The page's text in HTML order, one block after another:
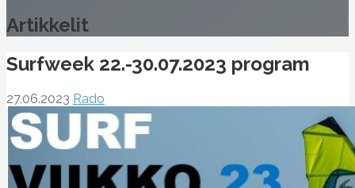
Artikkelit
Surfweek 22.-30.07.2023 program
27.06.2023 Rado